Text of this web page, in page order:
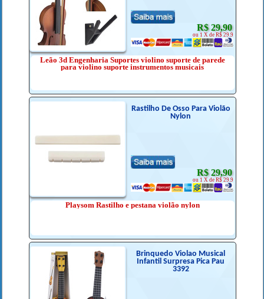
R$ 29,90
ou 1 X de R$ 29.9
Leão 3d Engenharia Suportes violino suporte de parede
para violino suporte instrumentos musicais
Rastilho De Osso Para Violão
Nylon
R$ 29,90
ou 1 X de R$ 29.9
Playsom Rastilho e pestana violão nylon
Brinquedo Violao Musical
Infantil Surpresa Pica Pau
3392